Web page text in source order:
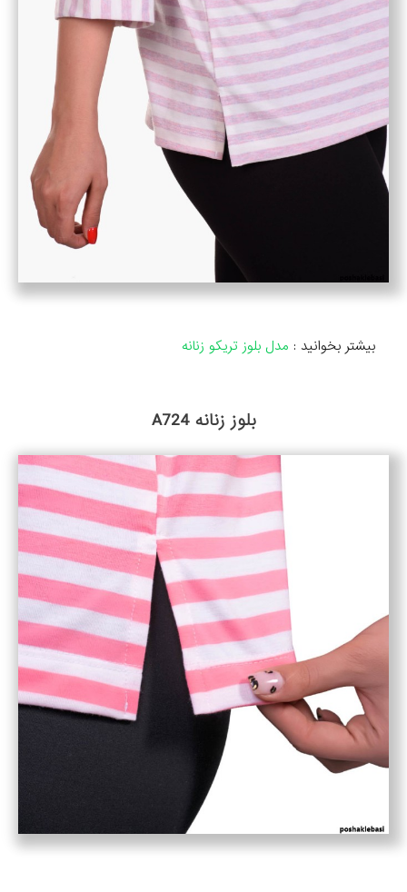
بیشتر بخوانید : مدل بلوز تریکو زنانه
بلوز زنانه A724